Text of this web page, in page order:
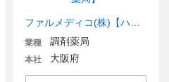
業種 調剤薬局
本社 大阪府